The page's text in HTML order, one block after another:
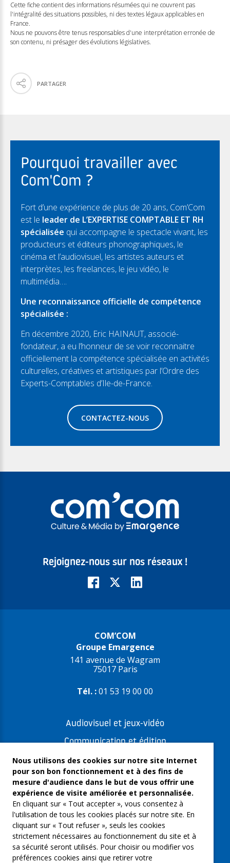
Cette fiche contient des informations résumées qui ne couvrent pas
l'intégralité des situations possibles, ni des textes légaux applicables en
France.
Nous ne pouvons être tenus responsables d'une interprétation erronée de
son contenu, ni présager des évolutions législatives.
PARTAGER
Pourquoi travailler avec
Com'Com ?
Fort d’une expérience de plus de 20 ans, Com’Com
est le leader de L’EXPERTISE COMPTABLE ET RH
spécialisée qui accompagne le spectacle vivant, les
producteurs et éditeurs phonographiques, le
cinéma et l’audiovisuel, les artistes auteurs et
interprètes, les freelances, le jeu vidéo, le
multimédia….
Une reconnaissance officielle de compétence
spécialisée :
En décembre 2020, Eric HAINAUT, associé-
fondateur, a eu l’honneur de se voir reconnaitre
officiellement la compétence spécialisée en activités
culturelles, créatives et artistiques par l’Ordre des
Experts-Comptables d’Ile-de-France.
CONTACTEZ-NOUS
Rejoignez-nous sur nos réseaux !
COM’COM
Groupe Emargence
141 avenue de Wagram
75017 Paris
Tél. :01 53 19 00 00
Audiovisuel et jeux-vidéo
Communication et édition
Freelances et artistes-auteurs
Musique et spectacles
Qui sommes-nous ?
Groupe Emargence
C’moi le chef
Actualités
Nous utilisons des cookies sur notre site Internet
pour son bon fonctionnement et à des fins de
mesure d'audience dans le but de vous offrir une
expérience de visite améliorée et personnalisée.
En cliquant sur « Tout accepter », vous consentez à
l'utilisation de tous les cookies placés sur notre site. En
cliquant sur « Tout refuser », seuls les cookies
strictement nécessaires au fonctionnement du site et à
sa sécurité seront utilisés. Pour choisir ou modifier vos
préférences cookies ainsi que retirer votre